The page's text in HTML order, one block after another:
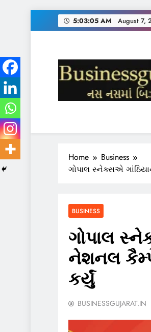
to
5:03:06 AM August 7,
Home
Business
ગોપાલ સ્નેક્સએ
BUSINESS
ગોપાલ
નેશનલ
કર્યું
BUSINESSGUJARAT.IN